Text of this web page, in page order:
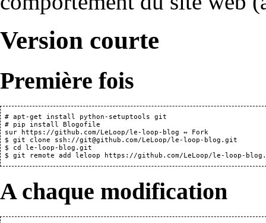
Version courte
Première fois
# apt-get install python-setuptools git
# pip install Blogofile
sur
https://github.com/LeLoop/le-loop-blog ↔ Fork
$ git clone ssh://git@github.com/LeLoop/le-loop-blog.git
$ cd le-loop-blog.git
A chaque modification